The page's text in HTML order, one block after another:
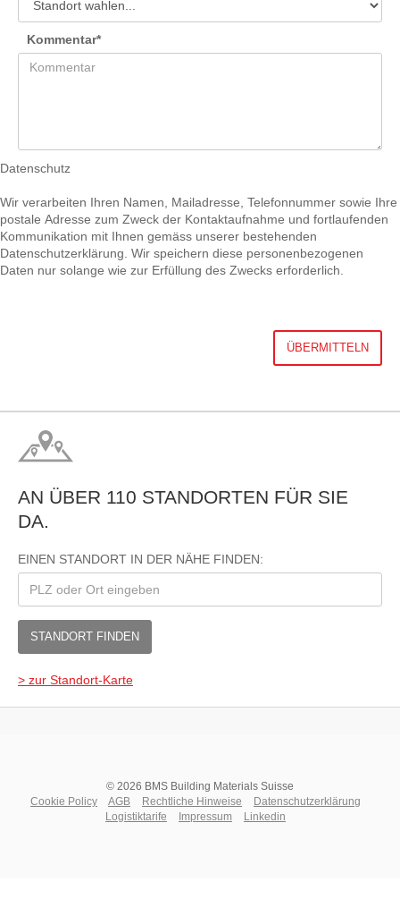
Kommentar*
Datenschutz
Wir verarbeiten Ihren Namen, Mailadresse, Telefonnummer sowie Ihre
postale Adresse zum Zweck der Kontaktaufnahme und fortlaufenden
Kommunikation mit Ihnen gemäss unserer bestehenden
Datenschutzerklärung. Wir speichern diese personenbezogenen
Daten nur solange wie zur Erfüllung des Zwecks erforderlich.
AN ÜBER 110 STANDORTEN FÜR SIE
DA.
EINEN STANDORT IN DER NÄHE FINDEN:
STANDORT FINDEN
> zur Standort-Karte
© 2026 BMS Building Materials Suisse
Cookie Policy
AGB Rechtliche Hinweise
Datenschutzerklärung
Logistiktarife
Impressum Linkedin